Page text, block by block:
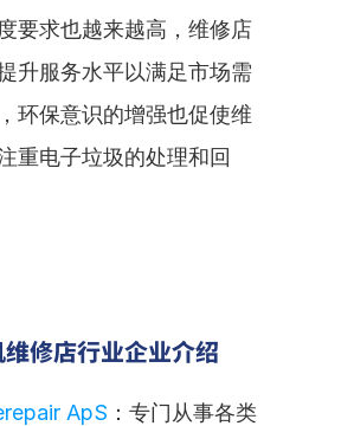
要求也越来越高，维修店
升服务水平以满足市场需
环保意识的增强也促使维
重电子垃圾的处理和回
修店行业企业介绍
ApS ：专门从事各类